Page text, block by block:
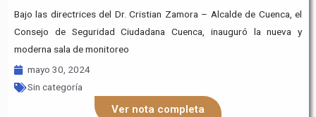
Bajo las directrices del Dr. Cristian Zamora – Alcalde de Cuenca, el
Consejo de Seguridad Ciudadana Cuenca, inauguró la nueva y
moderna sala de monitoreo
mayo 30, 2024
Sin categoría
Ver nota completa